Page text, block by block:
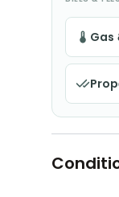
Gas